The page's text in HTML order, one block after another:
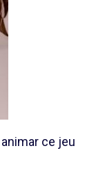
ce jeu